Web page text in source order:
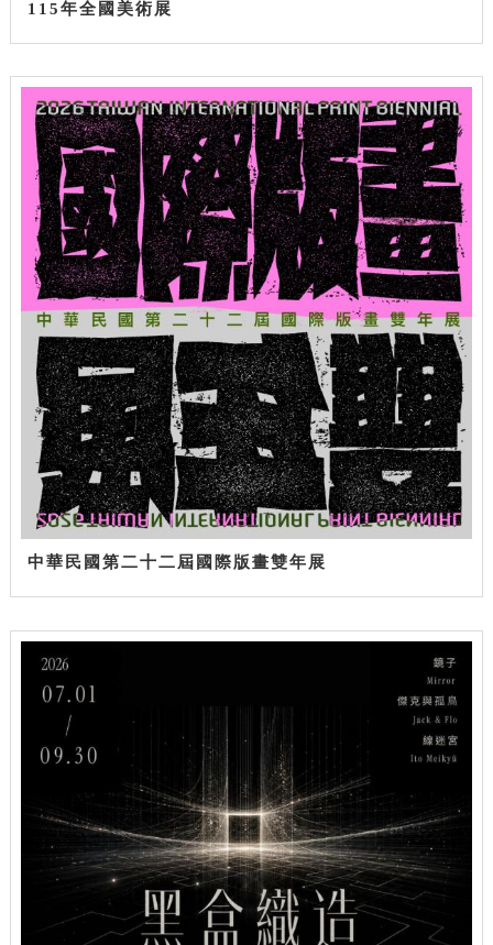
115年全國美術展
中華民國第二十二屆國際版畫雙年展